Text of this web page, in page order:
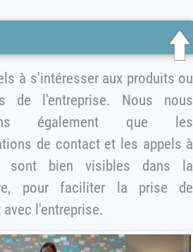
aux produits ou
de l'entreprise. Nous nous
que les
de contact et les appels à
pour faciliter la prise de
l'entreprise.